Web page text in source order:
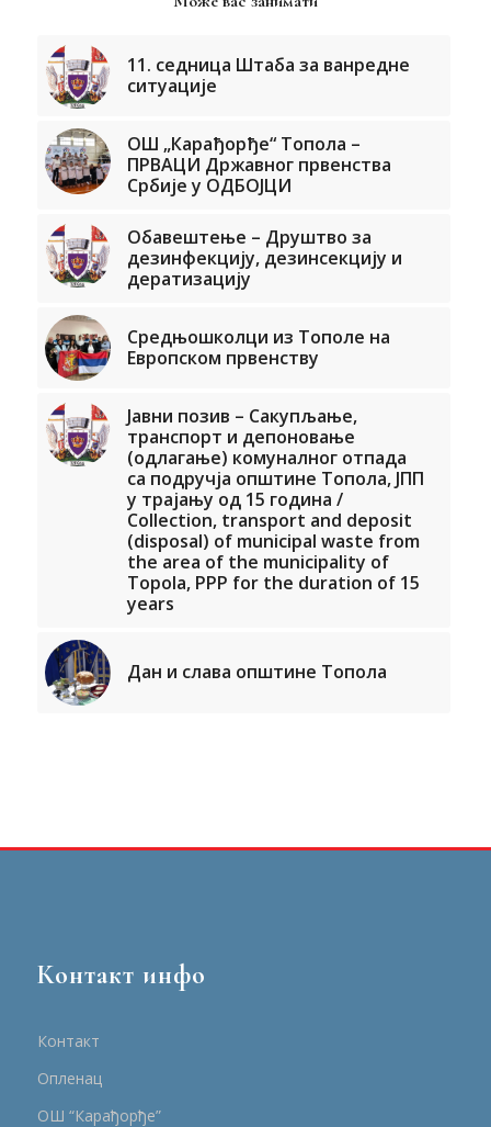
11. седница Штаба за ванредне
ситуације
ОШ „Карађорђе“ Топола –
ПРВАЦИ Државног првенства
Србије у ОДБОЈЦИ
Обавештење – Друштво за
дезинфекцију, дезинсекцију и
дератизацију
Средњошколци из Тополе на
Европском првенству
Јавни позив – Сакупљање,
транспорт и депоновање
(одлагање) комуналног отпада
са подручја општине Топола, ЈПП
у трајању од 15 година /
Collection, transport and deposit
(disposal) of municipal waste from
the area of the municipality of
Topola, PPP for the duration of 15
years
Дан и слава општине Топола
Контакт инфо
Контакт
Опленац
ОШ “Карађорђе”